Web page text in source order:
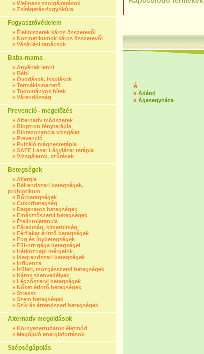
» Wellness szolgáltatások
» Zsírégetés-fogyókúra
Fogyasztóvédelem
» Élelmiszerek káros összetevői
» Kozmetikumok káros összetevői
» Vásárlási tanácsok
Baba-mama
» Anyának lenni
» Bébi
» Óvodások, iskolások
» Termékismertető
» Tudományos hírek
» Várandósság
Prevenció - megelőzés
» Alternatív módszerek
» Bioptron fényterápia
» Biorezonancia vizsgálat
» Prevenció
» Pulzáló mágnesterápia
» SAFE Laser Lágylézer terápia
» Vizsgálatok, szűrések
Betegségek
» Allergia
» Bélrendszeri betegségek,
probiotikum
» Bőrbetegségek
» Cukorbetegség
» Daganatos betegségek
» Emésztőszervi betegségek
» Ételintolerancia
» Fáradtság, kimerültség
» Férfiakat érintő betegségek
» Fog és ínybetegségek
» Fül-orr-gége betegségei
» Hétköznapi mérgeink
» Idegrendszeri betegségek
» Influenza
» Ízületi, mozgásszervi betegségek
» Káros szenvedélyek
» Légzőszervi betegségek
» Nőket érintő betegségek
» Stressz
» Szem betegségek
» Szív és érrendszeri betegségek
Alternatív megoldások
» Környezettudatos életmód
» Megújuló energiaforrások
Szépségápolás
Á
» Ádánd
» Ágasegyháza